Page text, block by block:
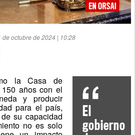
octubre de 2024 | 10:28
El
gobierno
la Casa de
años con el
y producir
para el país,
su capacidad
no es solo